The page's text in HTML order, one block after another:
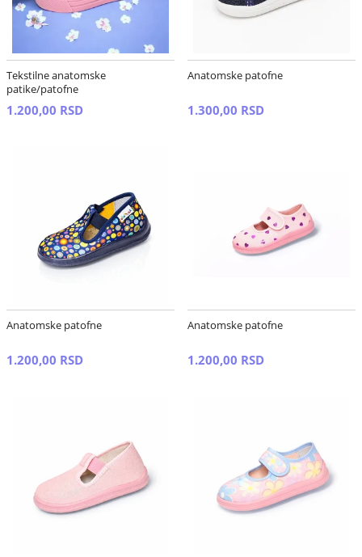
Tekstilne anatomske
patike/patofne
1.200,00 RSD
Anatomske patofne
1.300,00 RSD
Anatomske patofne
1.200,00 RSD
Anatomske patofne
1.200,00 RSD